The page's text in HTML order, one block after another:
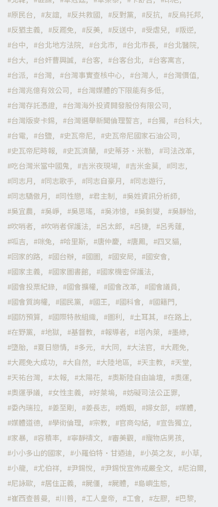
原民台
友誼 反共救國 反對黨 反抗
反烏托邦
反猶主義
反罷免 反美 反送中 受虐兒
叛逆
台中
台北地方法院 台北市 台北市長
台北醫院
台大
台奸曹興誠 台客 台客台北
台客寓言
台派
台灣 台灣事實查核中心 台灣人
台灣價值
台灣兆億有效公司
台灣媒體的下限能有多低
台灣存託憑證
台灣海外投資開發股份有限公司
台灣版麥卡錫
台灣選舉新聞倫理誓言 台獨
台科大
台電
台鹽 史瓦帝尼
史瓦帝尼國家石油公司
史瓦帝尼時報
史瓦濟蘭 史蒂芬·米勒
司法改革
吃台灣米當中國鬼
吉米夜現場 吉米金莫
同志
同志月
同志歌手 同志自豪月
同志遊行
同志驕傲月
同性戀 君主制
吳姓資訊分析師
吳宜農
吳崢 吳思瑤 吳沛憶 吳釗燮
吳靜怡
吹哨者
吹哨者保護法 呂太郎 呂捷
呂秀蓮
呱吉
咪兔 哈里斯 唐仲慶 唐鳳
四叉貓
回家的路
國台辦 國圖 國安局
國安會
國家主義
國家圖書館
國家機密保護法
國會投票紀錄
國會擴權 國會改革
國會議員
國會質詢權
國民黨 國王 國科會
國籍門
國防預算
國際特赦組織 圖利 土耳其
在路上
在野黨
地獄 基督教 報導者 塔內萊
墨綠
墮胎
夏日戀情 多元 大同 大法官
大罷免
大罷免大成功
大自然 大陸地區 天主教
天堂
天祐台灣
太報 太陽花 奧斯陸自由論壇
奧運
奧運爭議
女性主義 好萊塢
妨礙司法公正罪
委內瑞拉
姜至剛 姜長志 婚姻 婦女部
媒體
媒體道德
學術倫理 宗教 官商勾結
宣告獨立
家暴
容積率 寧靜禱文 審美觀
寵物店男孩
小小多山的國家
小羅伯特·甘迺迪 小英之友
小草
小龍
尤伯祥 尹錫悅 尹錫悅宣佈戒嚴全文
尼泊爾
尼詠歐
居住正義 屍僵 屍體
島嶼生態
崔西查普曼
川普 工人皇帝 工會 左膠 巴黎